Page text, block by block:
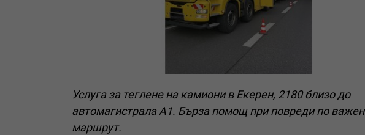
Услуга за теглене на камиони в Екерен, 2180 близо до
автомагистрала A1. Бърза помощ при повреди по важен
маршрут.